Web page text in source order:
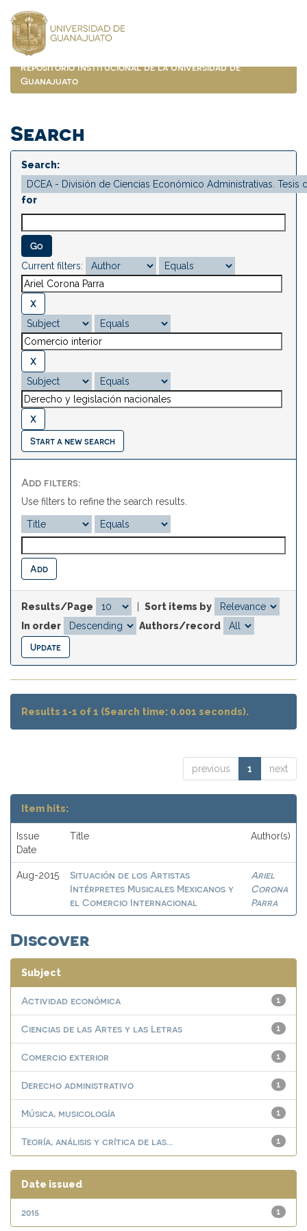
navigation
Repositorio Institucional de la Universidad de
Guanajuato
Search
Search:
for
Current filters:
Start a new search
Add filters:
Use filters to refine the search results.
Results/Page
Sort items by
In order
Authors/record
Results 1-1 of 1 (Search time: 0.001 seconds).
previous 1 next
Item hits:
Issue
Date
Title Author(s)
Aug-2015
Situación de los Artistas
Intérpretes Musicales Mexicanos y
el Comercio Internacional
Ariel
Corona
Parra
Discover
Subject
1
Actividad económica
1
Ciencias de las Artes y las Letras
1
Comercio exterior
1
Derecho administrativo
1
Música, musicología
1
Teoría, análisis y crítica de las...
Date issued
1
2015